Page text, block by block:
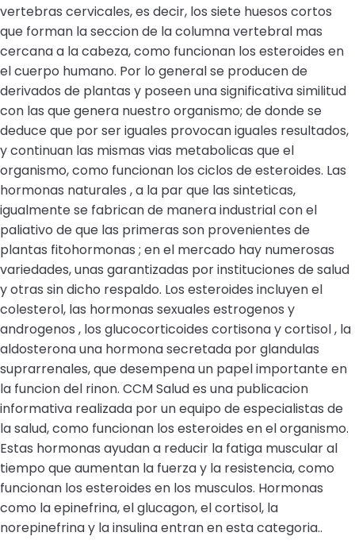
vertebras cervicales, es decir, los siete huesos cortos
que forman la seccion de la columna vertebral mas
cercana a la cabeza, como funcionan los esteroides en
el cuerpo humano. Por lo general se producen de
derivados de plantas y poseen una significativa similitud
con las que genera nuestro organismo; de donde se
deduce que por ser iguales provocan iguales resultados,
y continuan las mismas vias metabolicas que el
organismo, como funcionan los ciclos de esteroides. Las
hormonas naturales , a la par que las sinteticas,
igualmente se fabrican de manera industrial con el
paliativo de que las primeras son provenientes de
plantas fitohormonas ; en el mercado hay numerosas
variedades, unas garantizadas por instituciones de salud
y otras sin dicho respaldo. Los esteroides incluyen el
colesterol, las hormonas sexuales estrogenos y
androgenos , los glucocorticoides cortisona y cortisol , la
aldosterona una hormona secretada por glandulas
suprarrenales, que desempena un papel importante en
la funcion del rinon. CCM Salud es una publicacion
informativa realizada por un equipo de especialistas de
la salud, como funcionan los esteroides en el organismo.
Estas hormonas ayudan a reducir la fatiga muscular al
tiempo que aumentan la fuerza y la resistencia, como
funcionan los esteroides en los musculos. Hormonas
como la epinefrina, el glucagon, el cortisol, la
norepinefrina y la insulina entran en esta categoria..